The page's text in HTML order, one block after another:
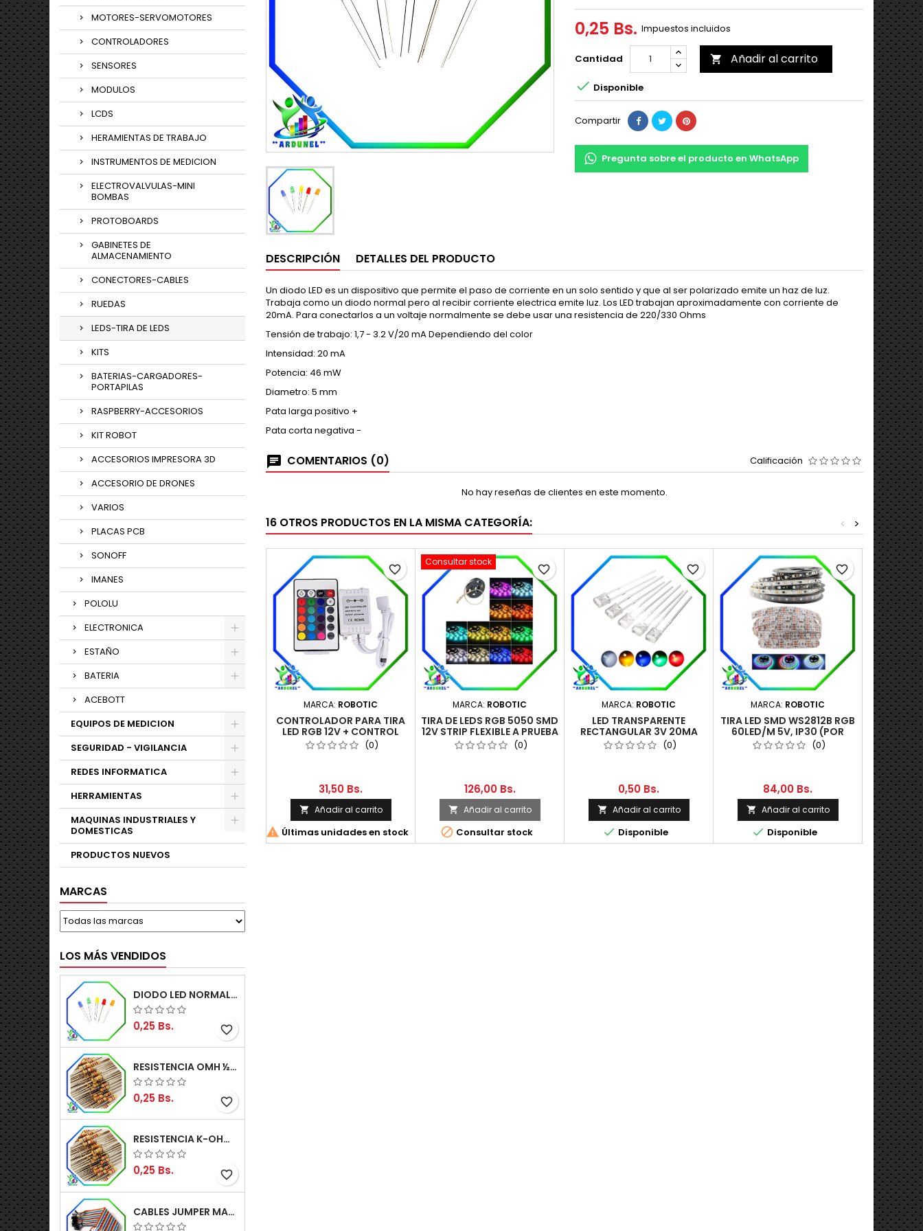
MOTORES-SERVOMOTORES
CONTROLADORES
SENSORES
MODULOS
LCDS
HERAMIENTAS DE TRABAJO
INSTRUMENTOS DE MEDICION
ELECTROVALVULAS-MINI
BOMBAS
PROTOBOARDS
GABINETES DE
ALMACENAMIENTO
CONECTORES-CABLES
RUEDAS
LEDS-TIRA DE LEDS
KITS
BATERIAS-CARGADORES-
PORTAPILAS
RASPBERRY-ACCESORIOS
KIT ROBOT
ACCESORIOS IMPRESORA 3D
ACCESORIO DE DRONES
VARIOS
PLACAS PCB
SONOFF
IMANES
POLOLU
ELECTRONICA
ESTAÑO
BATERIA
ACEBOTT
EQUIPOS DE MEDICION
SEGURIDAD - VIGILANCIA
REDES INFORMATICA
HERRAMIENTAS
MAQUINAS INDUSTRIALES Y
DOMESTICAS
PRODUCTOS NUEVOS
MARCAS
LOS MÁS VENDIDOS
DIODO LED NORMAL 5MM
0,25 Bs. favorite_border
RESISTENCIA OMH ½W 5%
0,25 Bs. favorite_border
RESISTENCIA K-OHM ½W 5%
0,25 Bs. favorite_border
CABLES JUMPER MACHO-MACHO 20CM (ALTA CALIDAD)
0,25 Bs. Impuestos incluidos
Cantidad  Añadir al carrito
 Disponible
Compartir
Pregunta sobre el producto en WhatsApp
DESCRIPCIÓN DETALLES DEL PRODUCTO
Un diodo LED es un dispositivo que permite el paso de corriente en un solo sentido y que al ser polarizado emite un haz de luz.
Trabaja como un diodo normal pero al recibir corriente electrica emite luz. Los LED trabajan aproximadamente con corriente de
20mA. Para conectarlos a un voltaje normalmente se debe usar una resistencia de 220/330 Ohms
Tensión de trabajo: 1,7 - 3.2 V/20 mA Dependiendo del color
Intensidad: 20 mA
Potencia: 46 mW
Diametro: 5 mm
Pata larga positivo +
Pata corta negativa -
COMENTARIOS (0) Calificación
No hay reseñas de clientes en este momento.
16 OTROS PRODUCTOS EN LA MISMA CATEGORÍA: >
<
MARCA: ROBOTIC
CONTROLADOR PARA TIRA
LED RGB 12V + CONTROL
REMOTO (0)
31,50 Bs.
 Añadir al carrito
 Últimas unidades en stock
favorite_border
Consultar stock
MARCA: ROBOTIC
TIRA DE LEDS RGB 5050 SMD
12V STRIP FLEXIBLE A PRUEBA
DE AGUA (0)
126,00 Bs.
 Añadir al carrito
 Consultar stock
favorite_border
MARCA: ROBOTIC
LED TRANSPARENTE
RECTANGULAR 3V 20MA
(0)
0,50 Bs.
 Añadir al carrito
 Disponible
favorite_border
MARCA: ROBOTIC
TIRA LED SMD WS2812B RGB
60LED/M 5V, IP30 (POR
METRO) (0)
84,00 Bs.
 Añadir al carrito
 Disponible
favorite_border
LED RGB
4P 5MM

